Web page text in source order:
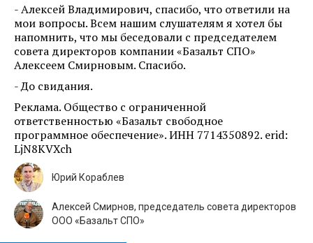
- Алексей Владимирович, спасибо, что ответили на
мои вопросы. Всем нашим слушателям я хотел бы
напомнить, что мы беседовали с председателем
совета директоров компании «Базальт СПО»
Алексеем Смирновым. Спасибо.
- До свидания.
Реклама. Общество с ограниченной
ответственностью «Базальт свободное
программное обеспечение». ИНН 7714350892. erid:
LjN8KVXch
Юрий Кораблев
Алексей Смирнов, председатель совета директоров
ООО «Базальт СПО»